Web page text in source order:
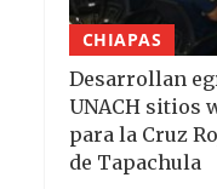
CHIAPAS
Desarrollan
UNACH sitios
para la Cruz
de Tapachula